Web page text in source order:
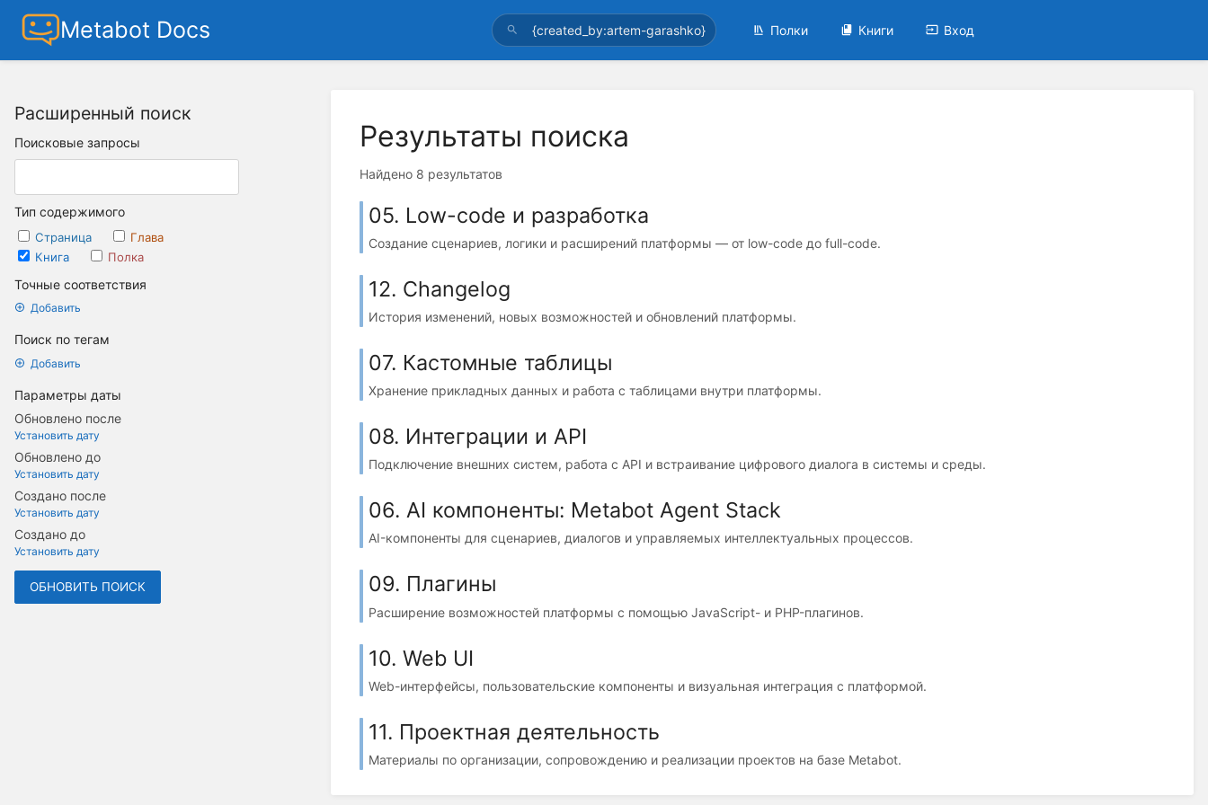
Metabot Docs Полки Книги Вход
Расширенный поиск
Поисковые запросы
Тип содержимого
Страница
Глава
Книга
Полка
Точные соответствия
Добавить
Поиск по тегам
Добавить
Параметры даты
Обновлено после
Установить дату
Обновлено до
Установить дату
Создано после
Установить дату
Создано до
Установить дату
ОБНОВИТЬ ПОИСК
Результаты поиска
Найдено 8 результатов
05. Low-code и разработка
Создание сценариев, логики и расширений платформы — от low-code до full-code.
12. Changelog
История изменений, новых возможностей и обновлений платформы.
07. Кастомные таблицы
Хранение прикладных данных и работа с таблицами внутри платформы.
08. Интеграции и API
Подключение внешних систем, работа с API и встраивание цифрового диалога в системы и среды.
06. AI компоненты: Metabot Agent Stack
AI-компоненты для сценариев, диалогов и управляемых интеллектуальных процессов.
09. Плагины
Расширение возможностей платформы с помощью JavaScript- и PHP-плагинов.
10. Web UI
Web-интерфейсы, пользовательские компоненты и визуальная интеграция с платформой.
11. Проектная деятельность
Материалы по организации, сопровождению и реализации проектов на базе Metabot.